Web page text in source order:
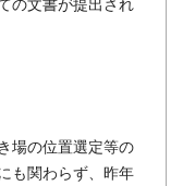
の文書が提出され
場の位置選定等の
も関わらず、昨年